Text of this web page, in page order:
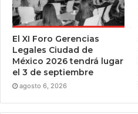
El XI Foro Gerencias
Legales Ciudad de
México 2026 tendrá lugar
el 3 de septiembre
agosto 6, 2026